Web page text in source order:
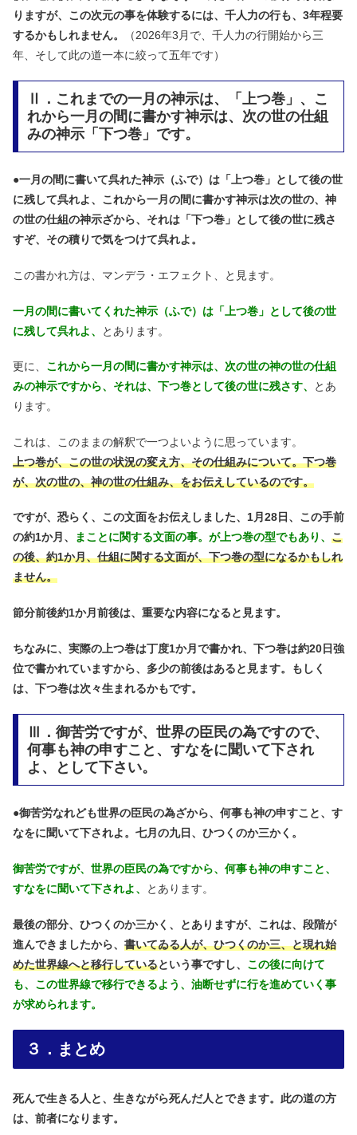
りますが、この次元の事を体験するには、千人力の行も、3年程要
するかもしれません。
（2026年3月で、千人力の行開始から三
年、そして此の道一本に絞って五年です）
Ⅱ．これまでの一月の神示は、「上つ巻」、こ
れから一月の間に書かす神示は、次の世の仕組
みの神示「下つ巻」です。
●一月の間に書いて呉れた神示（ふで）は「上つ巻」として後の世
に残して呉れよ、これから一月の間に書かす神示は次の世の、神
の世の仕組の神示ざから、それは「下つ巻」として後の世に残さ
すぞ、その積りで気をつけて呉れよ。
この書かれ方は、マンデラ・エフェクト、と見ます。
一月の間に書いてくれた神示（ふで）は「上つ巻」として後の世
に残して呉れよ、
とあります。
更に、 これから一月の間に書かす神示は、次の世の神の世の仕組
みの神示ですから、それは、下つ巻として後の世に残さす、
とあ
ります。
これは、このままの解釈で一つよいように思っています。
上つ巻が、この世の状況の変え方、その仕組みについて。下つ巻
が、次の世の、神の世の仕組み、をお伝えしているのです。
ですが、恐らく、この文面をお伝えしました、1月28日、この手前
の約1か月、
まことに関する文面の事。が上つ巻の型でもあり、 こ
の後、約1か月、仕組に関する文面が、下つ巻の型になるかもしれ
ません。
節分前後約1か月前後は、重要な内容になると見ます。
ちなみに、実際の上つ巻は丁度1か月で書かれ、下つ巻は約20日強
位で書かれていますから、多少の前後はあると見ます。もしく
は、下つ巻は次々生まれるかもです。
Ⅲ．御苦労ですが、世界の臣民の為ですので、
何事も神の申すこと、すなをに聞いて下され
よ、として下さい。
●御苦労なれども世界の臣民の為ざから、何事も神の申すこと、す
なをに聞いて下されよ。七月の九日、ひつくのか三かく。
御苦労ですが、世界の臣民の為ですから、何事も神の申すこと、
すなをに聞いて下されよ、
とあります。
最後の部分、ひつくのか三かく、とありますが、これは、段階が
進んできましたから、 書いてゐる人が、ひつくのか三、と現れ始
めた世界線へと移行しているという事ですし、 この後に向けて
も、この世界線で移行できるよう、油断せずに行を進めていく事
が求められます。
３．まとめ
死んで生きる人と、生きながら死んだ人とできます。此の道の方
は、前者になります。